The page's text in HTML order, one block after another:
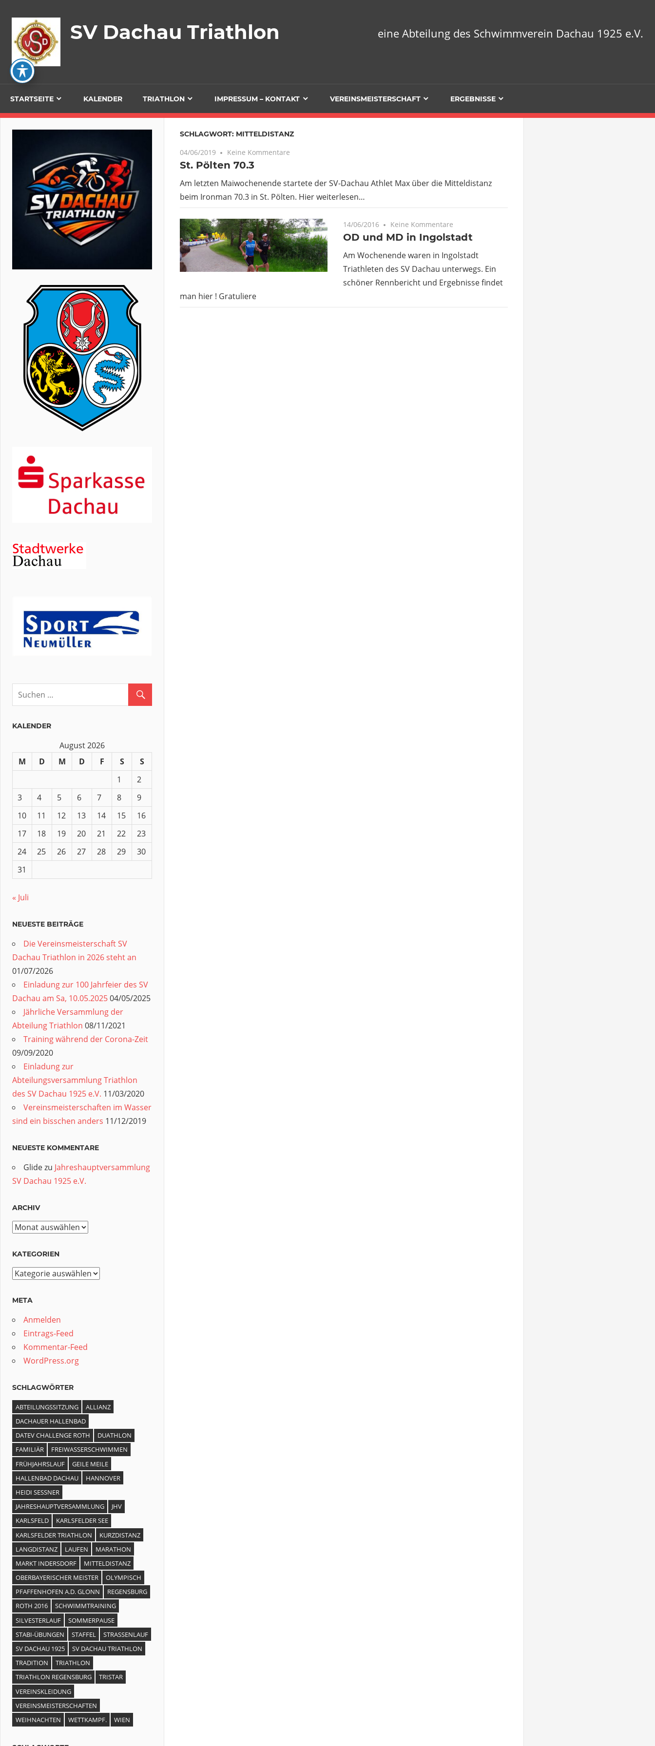
Inhalt
springen
SV Dachau Triathlon eine Abteilung des Schwimmverein Dachau 1925 e.V.
STARTSEITE KALENDER TRIATHLON IMPRESSUM – KONTAKT VEREINSMEISTERSCHAFT ERGEBNISSE
SCHLAGWORT: MITTELDISTANZ
04/06/2019 Keine Kommentare
St. Pölten 70.3
Am letzten Maiwochenende startete der SV-Dachau Athlet Max über die Mitteldistanz
beim Ironman 70.3 in St. Pölten. Hier weiterlesen…
14/06/2016 Keine Kommentare
OD und MD in Ingolstadt
Am Wochenende waren in Ingolstadt
Triathleten des SV Dachau unterwegs. Ein
schöner Rennbericht und Ergebnisse findet
man hier ! Gratuliere
KALENDER
August 2026
M
D M D F S
S
1
2
3
4 5 6 7 8
9
10
11 12 13 14 15
16
17
18 19 20 21 22
23
24
25 26 27 28 29
30
31
« Juli
NEUESTE BEITRÄGE
Die Vereinsmeisterschaft SV
Dachau Triathlon in 2026 steht an
01/07/2026
Einladung zur 100 Jahrfeier des SV
Dachau am Sa, 10.05.202504/05/2025
Jährliche Versammlung der
Abteilung Triathlon 08/11/2021
Training während der Corona-Zeit
09/09/2020
Einladung zur
Abteilungsversammlung Triathlon
des SV Dachau 1925 e.V. 11/03/2020
Vereinsmeisterschaften im Wasser
sind ein bisschen anders 11/12/2019
NEUESTE KOMMENTARE
Glidezu Jahreshauptversammlung
SV Dachau 1925 e.V.
ARCHIV
Archiv
KATEGORIEN
Kategorien
META
Anmelden
Eintrags-Feed
Kommentar-Feed
WordPress.org
SCHLAGWÖRTER
ABTEILUNGSSITZUNG
ALLIANZ
DACHAUER HALLENBAD
DATEV CHALLENGE ROTH
DUATHLON
FAMILIÄR
FREIWASSERSCHWIMMEN
FRÜHJAHRSLAUF
GEILE MEILE
HALLENBAD DACHAU
HANNOVER
HEIDI SESSNER
JAHRESHAUPTVERSAMMLUNG
JHV
KARLSFELD
KARLSFELDER SEE
KARLSFELDER TRIATHLON
KURZDISTANZ
LANGDISTANZ
LAUFEN
MARATHON
MARKT INDERSDORF
MITTELDISTANZ
OBERBAYERISCHER MEISTER
OLYMPISCH
PFAFFENHOFEN A.D. GLONN
REGENSBURG
ROTH 2016
SCHWIMMTRAINING
SILVESTERLAUF
SOMMERPAUSE
STABI-ÜBUNGEN
STAFFEL
STRASSENLAUF
SV DACHAU 1925
SV DACHAU TRIATHLON
TRADITION
TRIATHLON
TRIATHLON REGENSBURG
TRISTAR
VEREINSKLEIDUNG
VEREINSMEISTERSCHAFTEN
WEIHNACHTEN
WETTKAMPF. WIEN